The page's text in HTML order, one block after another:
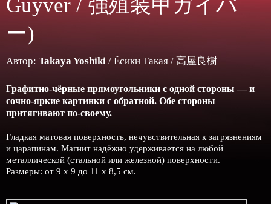
Guyver / 強殖装甲ガイバ
ー)
Автор: Takaya Yoshiki / Ёсики Такая / 高屋良樹
Графитно-чёрные прямоугольники с одной стороны — и
сочно-яркие картинки с обратной. Обе стороны
притягивают по-своему.
Гладкая матовая поверхность, нечувствительная к загрязнениям
и царапинам. Магнит надёжно удерживается на любой
металлической (стальной или железной) поверхности.
Размеры: от 9 х 9 до 11 х 8,5 см.